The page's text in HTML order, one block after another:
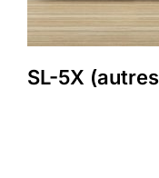
SL-5X